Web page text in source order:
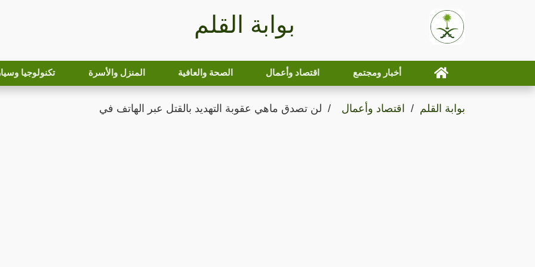
بوابة القلم
أخبار ومجتمع اقتصاد وأعمال الصحة والعافية المنزل والأسرة تكنولوجيا
بوابة القلم اقتصاد وأعمال لن تصدق ماهي عقوبة التهديد بالقتل عبر الهاتف في